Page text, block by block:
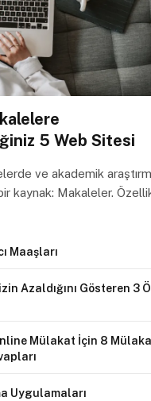
5 Web Sitesi
ve akademik
kaynak: Makaleler.
Maaşları
Azaldığını Gösteren 3
Mülakat İçin 8
Uygulamaları